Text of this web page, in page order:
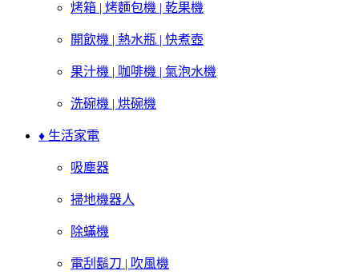
烤箱 | 烤麵包機 | 乾果機
開飲機 | 熱水瓶 | 快煮壺
果汁機 | 咖啡機 | 氣泡水機
洗碗機 | 烘碗機
♦ 生活家電
吸塵器
掃地機器人
除蟎機
電刮鬍刀 | 吹風機